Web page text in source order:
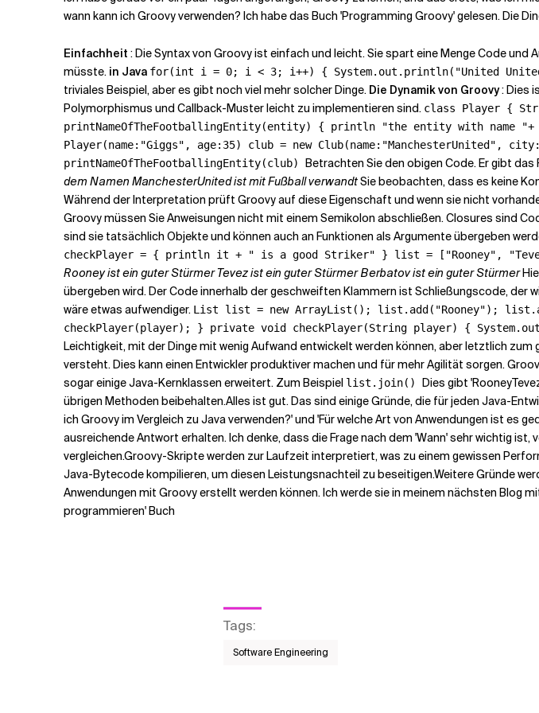
wann kann ich Groovy verwenden? Ich habe das Buch 'Programming Groovy' gelesen. Die
Einfachheit : Die Syntax von Groovy ist einfach und leicht. Sie spart eine Menge Code
müsste. in Java for(int i = 0; i < 3; i++) { System.out.println("United
triviales Beispiel, aber es gibt noch viel mehr solcher Dinge. Die Dynamik von Groovy: Dies
Polymorphismus und Callback-Muster leicht zu implementieren sind. class Player {
printNameOfTheFootballingEntity(entity) { println "the entity with name
Player(name:"Giggs", age:35) club = new Club(name:"ManchesterUnited",
printNameOfTheFootballingEntity(club) Betrachten Sie den obigen Code. Er gibt das
dem Namen ManchesterUnited ist mit Fußball verwandtSie beobachten, dass es keine
Während der Interpretation prüft Groovy auf diese Eigenschaft und wenn sie nicht
Groovy müssen Sie Anweisungen nicht mit einem Semikolon abschließen. Closures sind
sind sie tatsächlich Objekte und können auch an Funktionen als Argumente übergeben
checkPlayer = { println it + " is a good Striker" } list = ["Rooney",
Rooney ist ein guter Stürmer Tevez ist ein guter Stürmer Berbatov ist ein guter Stürmer
übergeben wird. Der Code innerhalb der geschweiften Klammern ist Schließungscode, der
wäre etwas aufwendiger. List list = new ArrayList(); list.add("Rooney");
checkPlayer(player); } private void checkPlayer(String player) {
Leichtigkeit, mit der Dinge mit wenig Aufwand entwickelt werden können, aber letztlich
versteht. Dies kann einen Entwickler produktiver machen und für mehr Agilität sorgen.
sogar einige Java-Kernklassen erweitert. Zum Beispiel list.join() Dies gibt
übrigen Methoden beibehalten.Alles ist gut. Das sind einige Gründe, die für jeden Java-
ich Groovy im Vergleich zu Java verwenden?' und 'Für welche Art von Anwendungen ist es
ausreichende Antwort erhalten. Ich denke, dass die Frage nach dem 'Wann' sehr wichtig
vergleichen.Groovy-Skripte werden zur Laufzeit interpretiert, was zu einem gewissen
Java-Bytecode kompilieren, um diesen Leistungsnachteil zu beseitigen.Weitere Gründe
Anwendungen mit Groovy erstellt werden können. Ich werde sie in meinem nächsten Blog
programmieren' Buch
Tags:
Software Engineering